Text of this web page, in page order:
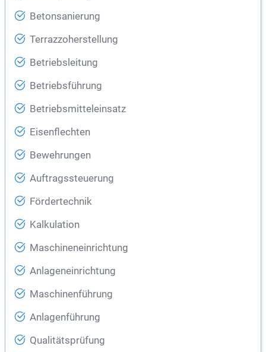
Betonsanierung
Terrazzoherstellung
Betriebsleitung
Betriebsführung
Betriebsmitteleinsatz
Eisenflechten
Bewehrungen
Auftragssteuerung
Fördertechnik
Kalkulation
Maschineneinrichtung
Anlageneinrichtung
Maschinenführung
Anlagenführung
Qualitätsprüfung